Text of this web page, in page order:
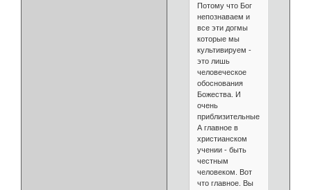
Потому что Бог
непознаваем и
все эти догмы
которые мы
культивируем -
это лишь
человеческое
обоснования
Божества. И
очень
приблизительные.
А главное в
христианском
учении - быть
честным
человеком. Вот
что главное. Вы